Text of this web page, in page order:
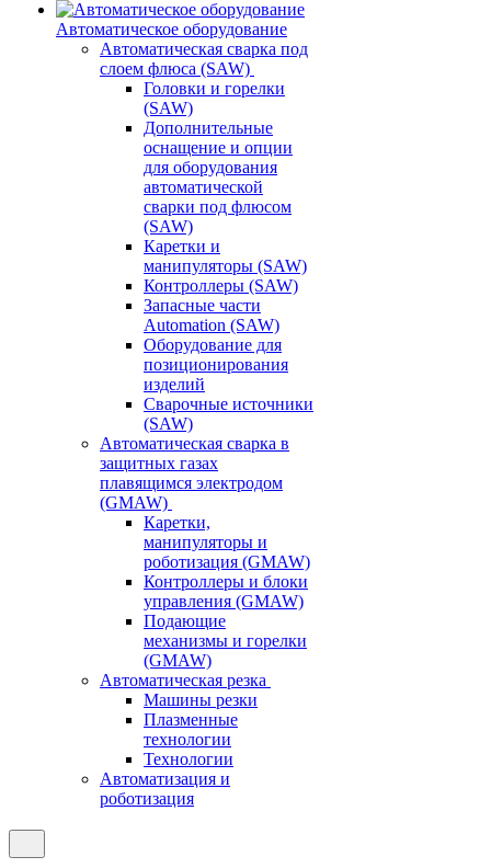
Автоматическое оборудование
Автоматическая сварка под
слоем флюса (SAW)
Головки и горелки
(SAW)
Дополнительные
оснащение и опции
для оборудования
автоматической
сварки под флюсом
(SAW)
Каретки и
манипуляторы (SAW)
Контроллеры (SAW)
Запасные части
Automation (SAW)
Оборудование для
позиционирования
изделий
Сварочные источники
(SAW)
Автоматическая сварка в
защитных газах
плавящимся электродом
(GMAW)
Каретки,
манипуляторы и
роботизация (GMAW)
Контроллеры и блоки
управления (GMAW)
Подающие
механизмы и горелки
(GMAW)
Автоматическая резка
Машины резки
Плазменные
технологии
Технологии
Автоматизация и
роботизация